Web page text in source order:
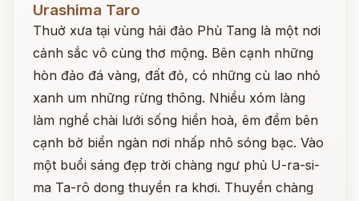
Urashima Taro
Thuở xưa tại vùng hải đảo Phù Tang là một nơi
cảnh sắc vô cùng thơ mộng. Bên cạnh những
hòn đảo đá vàng, đất đỏ, có những cù lao nhỏ
xanh um những rừng thông. Nhiều xóm làng
làm nghề chài lưới sống hiền hoà, êm đềm bên
cạnh bờ biển ngàn nơi nhấp nhô sóng bạc. Vào
một buổi sáng đẹp trời chàng ngư phủ U-ra-si-
ma Ta-rô dong thuyền ra khơi. Thuyền chàng